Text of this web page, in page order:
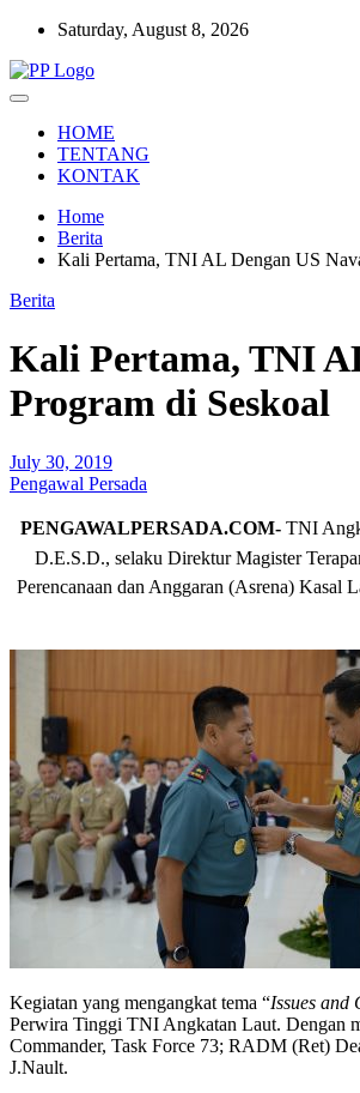
Skip
content
Saturday, August 8, 2026
Pengawal Persada
HOME
TENTANG
KONTAK
Home
Berita
Kali Pertama, TNI AL Dengan US
Berita
Kali Pertama, TNI
Program di Seskoal
July 30, 2019
Pengawal Persada
PENGAWALPERSADA.COM- TNI
D.E.S.D., selaku Direktur Magister
Perencanaan dan Anggaran (Asrena)
Kegiatan yang mengangkat tema “Issues and
Perwira Tinggi TNI Angkatan Laut. Dengan
Commander, Task Force 73; RADM (Ret)
J.Nault.